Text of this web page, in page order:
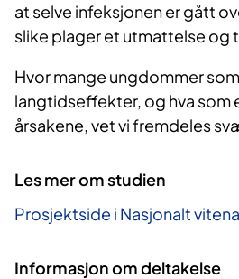
at selve infeksjonen er gått
slike plager et utmattelse og
Hvor mange ungdommer
langtidseffekter, og hva som
årsakene, vet vi fremdeles
Les mer om studien
Prosjektside i Nasjonalt
Informasjon om deltakelse